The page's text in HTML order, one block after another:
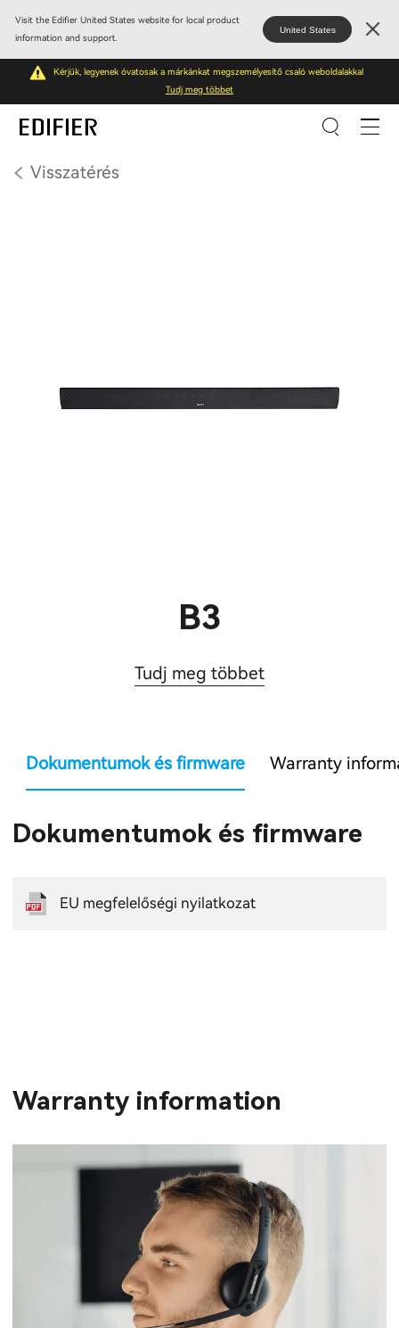
Visit the Edifier United States website for local product
information and support.
United States
Kérjük, legyenek óvatosak a márkánkat megszemélyesítő csaló weboldalakkal
Tudj meg többet
Visszatérés
B3
Tudj meg többet
Dokumentumok és firmware Warranty
Dokumentumok és firmware
EU megfelelőségi nyilatkozat
Warranty information